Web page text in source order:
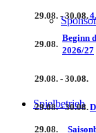
Spielbetrieb
29.08. - 30.08.
29.08.
Beginn
2026/27
29.08. - 30.08.
29.08. - 30.08.
29.08.